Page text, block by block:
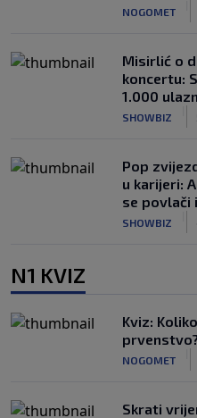
NOGOMET
Misirlić o
koncertu:
1.000
SHOWBIZ
Pop
u karijeri:
se povlači
SHOWBIZ
N1 KVIZ
Kviz:
NOGOMET
Skrati